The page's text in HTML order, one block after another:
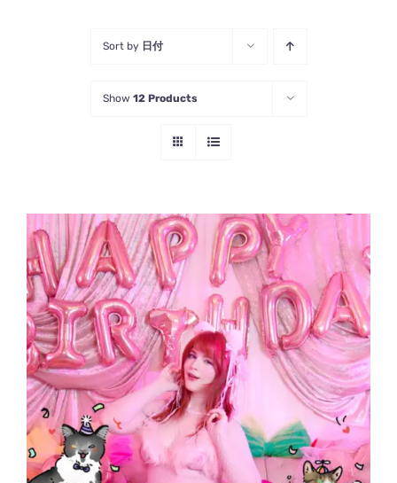
Sort by 日付
Show 12 Products
お買い物カゴに追加
詳細